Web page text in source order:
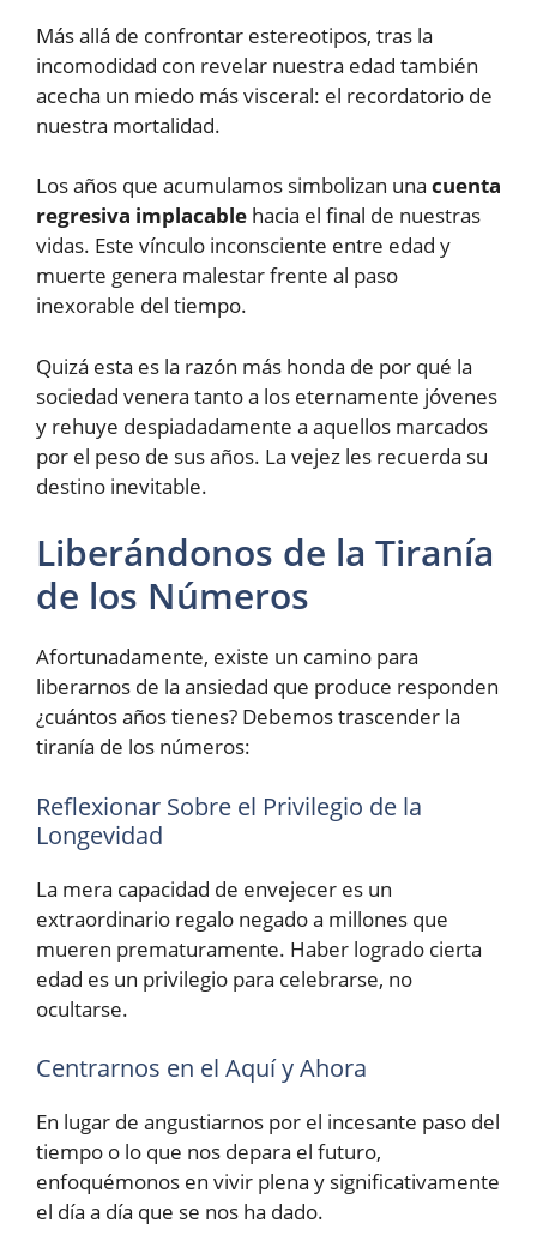
Más allá de confrontar estereotipos, tras la
incomodidad con revelar nuestra edad también
acecha un miedo más visceral: el recordatorio de
nuestra mortalidad.
Los años que acumulamos simbolizan una cuenta
regresiva implacable hacia el final de nuestras
vidas. Este vínculo inconsciente entre edad y
muerte genera malestar frente al paso
inexorable del tiempo.
Quizá esta es la razón más honda de por qué la
sociedad venera tanto a los eternamente jóvenes
y rehuye despiadadamente a aquellos marcados
por el peso de sus años. La vejez les recuerda su
destino inevitable.
Liberándonos de la Tiranía
de los Números
Afortunadamente, existe un camino para
liberarnos de la ansiedad que produce responden
¿cuántos años tienes? Debemos trascender la
tiranía de los números:
Reflexionar Sobre el Privilegio de la
Longevidad
La mera capacidad de envejecer es un
extraordinario regalo negado a millones que
mueren prematuramente. Haber logrado cierta
edad es un privilegio para celebrarse, no
ocultarse.
Centrarnos en el Aquí y Ahora
En lugar de angustiarnos por el incesante paso del
tiempo o lo que nos depara el futuro,
enfoquémonos en vivir plena y significativamente
el día a día que se nos ha dado.